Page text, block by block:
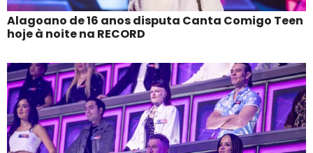
Alagoano de 16 anos disputa Canta Comigo Teen
hoje à noite na RECORD